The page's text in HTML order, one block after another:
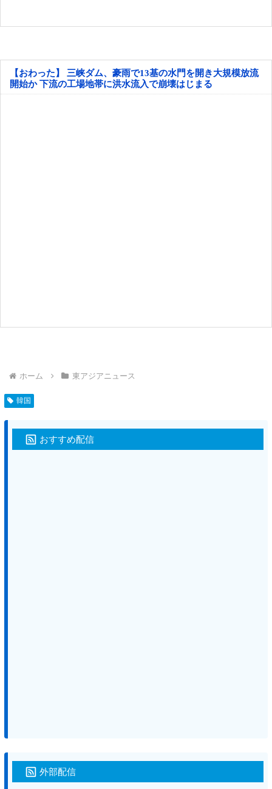
【おわった】 三峡ダム、豪雨で13基の水門を開き大規模放流
開始か 下流の工場地帯に洪水流入で崩壊はじまる
ホーム 東アジアニュース
韓国
おすすめ配信
外部配信